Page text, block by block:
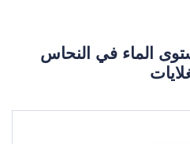
الماء في النحاس